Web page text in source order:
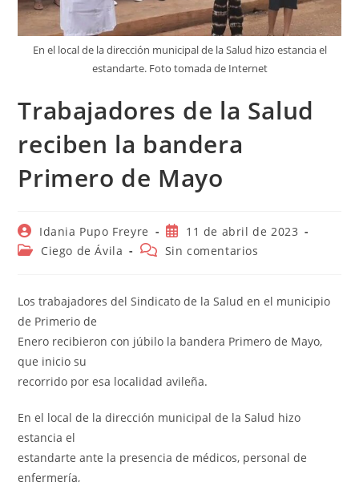
En el local de la dirección municipal de la Salud hizo estancia el
estandarte. Foto tomada de Internet
Trabajadores de la Salud
reciben la bandera
Primero de Mayo
Autor
de
Idania Pupo Freyre
Publicación
de
11 de abril de 2023
Categoría
entrada:
Ciego de Ávila
Comentarios
entrada:
Sin comentarios
Los trabajadores del Sindicato de la Salud en el municipio
de Primerio de
Enero recibieron con júbilo la bandera Primero de Mayo,
que inicio su
recorrido por esa localidad avileña.
En el local de la dirección municipal de la Salud hizo
estancia el
estandarte ante la presencia de médicos, personal de
enfermería,